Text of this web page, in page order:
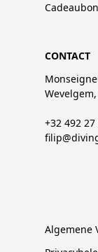
CONTACT
+32 492 27
Algemene